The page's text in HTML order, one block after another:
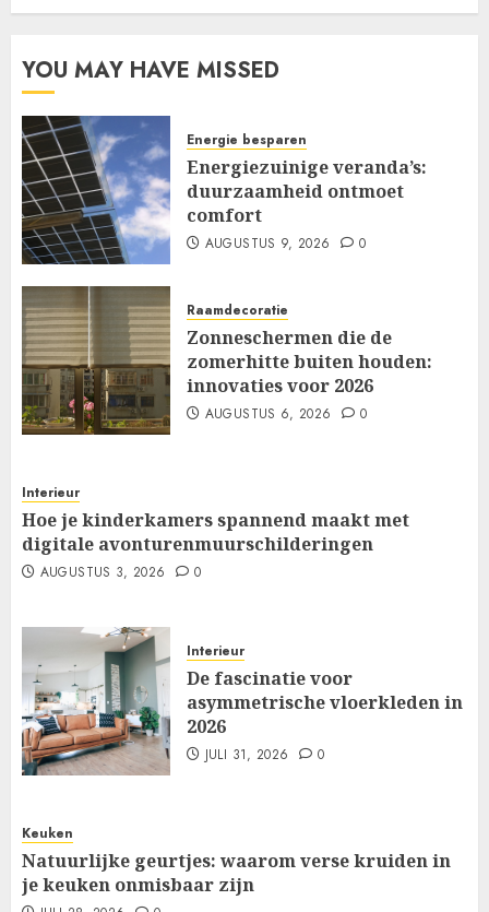
YOU MAY HAVE MISSED
Energie besparen
Energiezuinige veranda’s:
duurzaamheid ontmoet
comfort
AUGUSTUS 9, 2026 0
Raamdecoratie
Zonneschermen die de
zomerhitte buiten houden:
innovaties voor 2026
AUGUSTUS 6, 2026 0
Interieur
Hoe je kinderkamers spannend maakt met
digitale avonturenmuurschilderingen
AUGUSTUS 3, 2026 0
Interieur
De fascinatie voor
asymmetrische vloerkleden in
2026
JULI 31, 2026 0
Keuken
Natuurlijke geurtjes: waarom verse kruiden in
je keuken onmisbaar zijn